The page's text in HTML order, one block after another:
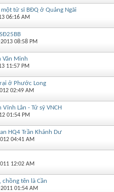
tử sĩ BĐQ ở Quả ng Ngãi
06:16 AM
08:58 PM
Văn Minh
11:57 PM
ở Phước Long
02:49 AM
Lân - Tử sỹ VNCH
01:54 PM
HQ4 Trần Khánh Dư
04:41 AM
12:02 AM
chồng tên là Cần
01:54 AM